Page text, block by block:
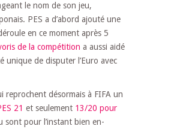
le nom de son jeu,
PES a d’abord ajouté une
en ce moment après 5
de la compétition a aussi aidé
unique de disputer l’Euro avec
désormais à FIFA un
21 et seulement 13/20 pour
sont pour l’instant bien en-